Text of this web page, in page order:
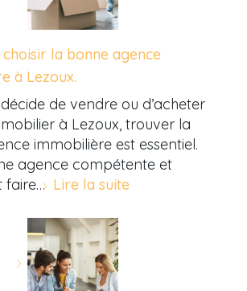
la bonne agence
à Lezoux.
de vendre ou d’acheter
à Lezoux, trouver la
immobilière est essentiel.
agence compétente et
faire… Lire la suite